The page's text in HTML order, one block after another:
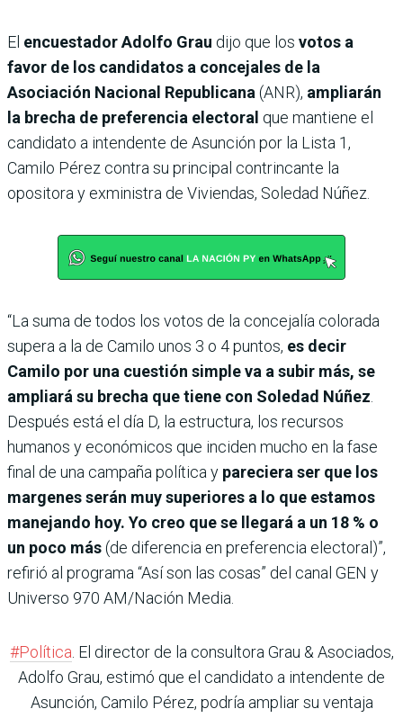
El encuestador Adolfo Grau dijo que los votos a
favor de los candidatos a concejales de la
Asociación Nacional Republicana(ANR), ampliarán
la brecha de preferencia electoral que mantiene el
candidato a intendente de Asunción por la Lista 1,
Camilo Pérez contra su principal contrincante la
opositora y exministra de Viviendas, Soledad Núñez.
“La suma de todos los votos de la concejalía colorada
supera a la de Camilo unos 3 o 4 puntos, es decir
Camilo por una cuestión simple va a subir más, se
ampliará su brecha que tiene con Soledad Núñez.
Después está el día D, la estructura, los recursos
humanos y económicos que inciden mucho en la fase
final de una campaña política y pareciera ser que los
margenes serán muy superiores a lo que estamos
manejando hoy. Yo creo que se llegará a un 18 % o
un poco más(de diferencia en preferencia electoral)”,
refirió al programa “Así son las cosas” del canal GEN y
Universo 970 AM/Nación Media.
#Política. El director de la consultora Grau & Asociados,
Adolfo Grau, estimó que el candidato a intendente de
Asunción, Camilo Pérez, podría ampliar su ventaja